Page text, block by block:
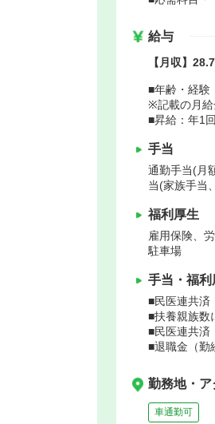
給与
【月収】
■年齢・経験
※記載の月給
■昇給：年1
手当
通勤手当(
当(家族手当
福利厚生
雇用保険、
駐車場
手当・福利
■民医連共済
■扶養親族数
■民医連共
■退職金（勤
勤務地・ア
車通勤可